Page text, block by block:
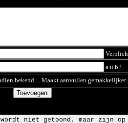
a.u.b.!
bekend ... Maakt aanvullen gemakkelijker
wordt niet getoond, maar zijn op